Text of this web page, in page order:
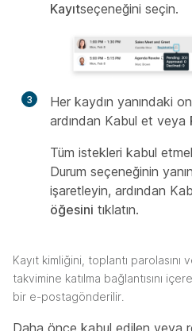
Kayıtseçeneğini seçin.
3
Her kaydın yanındaki
ardından Kabul et veya
Tüm istekleri kabul
Durum seçeneğinin
işaretleyin, ardından
öğesini tıklatın.
Kayıt kimliğini, toplantı
takvimine katılma bağlantısını
bir e-postagönderilir.
Daha önce kabul edilen veya